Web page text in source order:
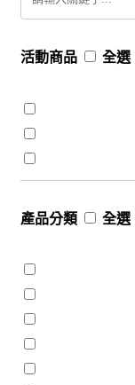
活動商品 全選
產品分類 全選